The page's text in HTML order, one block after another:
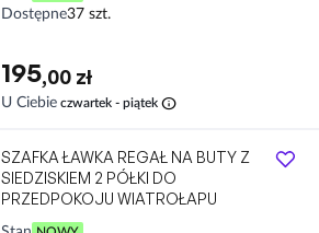
Dostępne37 szt.
195,00 zł
SZAFKA ŁAWKA REGAŁ NA BUTY Z
SIEDZISKIEM 2 PÓŁKI DO
PRZEDPOKOJU WIATROŁAPU